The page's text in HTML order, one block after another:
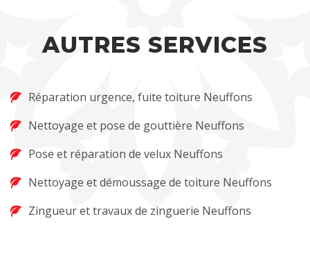
AUTRES SERVICES
Réparation urgence, fuite toiture Neuffons
Nettoyage et pose de gouttière Neuffons
Pose et réparation de velux Neuffons
Nettoyage et démoussage de toiture Neuffons
Zingueur et travaux de zinguerie Neuffons